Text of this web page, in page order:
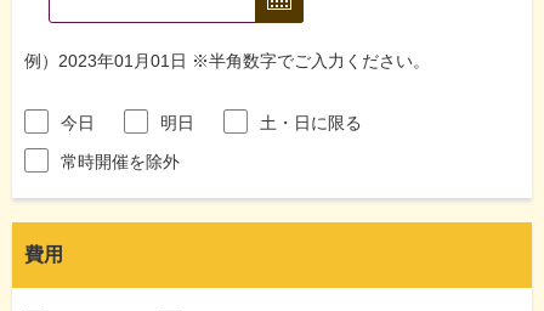
例）2023年01月01日 ※半角数字でご入力ください。
今日 明日
土・日に限る
常時開催を除外
費用